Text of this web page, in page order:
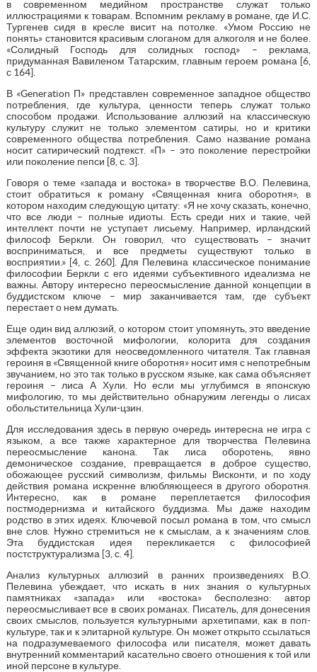
в современном медийном пространстве служат только
иллюстрациями к товарам. Вспомним рекламу в романе, где И.С.
Тургенев сидя в кресле висит на потолке. «Умом Россию не
понять» становится красивым слоганом для алкоголя и не более.
«Солидный Господь для солидных господ» – реклама,
придуманная Вавиленом Татарским, главным героем романа [6,
с 164].
В «Generation П» представлен современное западное общество
потребления, где культура, ценности теперь служат только
способом продажи. Использование аллюзий на классическую
культуру служит не только элементом сатиры, но и критики
современного общества потребления. Само название романа
носит сатирический подтекст. «П» – это поколение перестройки
или поколение пепси [8, с. 3].
Говоря о теме «запада и востока» в творчестве В.О. Пелевина,
стоит обратиться к роману «Священная книга оборотня», в
котором находим следующую цитату: «Я не хочу сказать, конечно,
что все люди – полные идиоты. Есть среди них и такие, чей
интеллект почти не уступает лисьему. Например, ирландский
философ Беркли. Он говорил, что существовать – значит
восприниматься, и все предметы существуют только в
восприятии.» [4, с. 260]. Для Пелевина классическое понимание
философии Беркли с его идеями субъективного идеализма не
важны. Автору интересно переосмысление данной концепции в
буддистском ключе – мир заканчивается там, где субъект
перестает о нем думать.
Еще один вид аллюзий, о котором стоит упомянуть, это введение
элементов восточной мифологии, колорита для создания
эффекта экзотики для неосведомленного читателя. Так главная
героиня в «Священной книге оборотня» носит имя с непотребным
звучанием, но это так только в русском языке, как сама объясняет
героиня – лиса А Хули. Но если мы углубимся в японскую
мифологию, то мы действительно обнаружим легенды о лисах
обольстительница Хули-цзин.
Для исследования здесь в первую очередь интересна не игра с
языком, а все также характерное для творчества Пелевина
переосмысление канона. Так лиса оборотень, явно
демоническое создание, превращается в доброе существо,
обожающее русский символизм, фильмы Висконти, и по ходу
действия романа искренне влюбляющееся в другого оборотня.
Интересно, как в романе переплетается философия
постмодернизма и китайского буддизма. Мы даже находим
родство в этих идеях. Ключевой посыл романа в том, что смысл
вне слов. Нужно стремиться не к смыслам, а к значениям слов.
Эта буддистская идея перекликается с философией
постструктурализма [3, с. 4].
Анализ культурных аллюзий в ранних произведениях В.О.
Пелевина убеждает, что искать в них знания о культурных
памятниках «запада» или «востока» бесполезно: автор
переосмысливает все в своих романах. Писатель, для донесения
своих смыслов, пользуется культурными архетипами, как в поп-
культуре, так и к элитарной культуре. Он может открыто ссылаться
на подразумеваемого философа или писателя, может давать
внутренний комментарий касательно своего отношения к той или
иной персоне в культуре.